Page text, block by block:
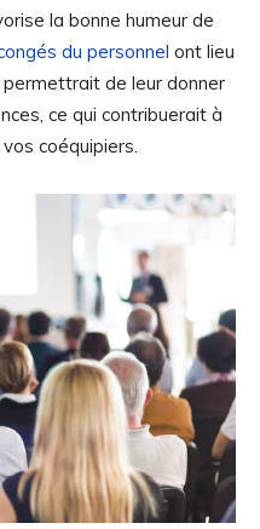
la bonne humeur de
du personnel ont lieu
de leur donner
ce qui contribuerait à
coéquipiers.